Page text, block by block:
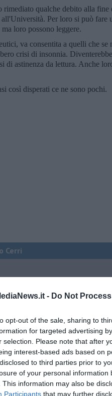
- Do Not
opt-out of the sale, sharing to
for targeted advertising
selection. Please note that after
interest-based ads based on
to third parties prior to
of your personal information
This information may also be
Participants that may further
rimediato qualche debito alla
Per loro si può fare
loro possono leggere.
va consentita a quelli che se
crisi di insonnia.
di astinenza da lettura. Anche
così disperati ce ne sono pochi.
Cerri
solo libri bilingui?
anche i librai